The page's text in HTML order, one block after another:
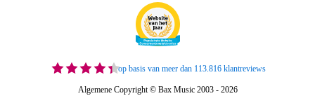
op basis van meer dan 113.816 klantreviews
Algemene Copyright © Bax Music 2003 - 2026